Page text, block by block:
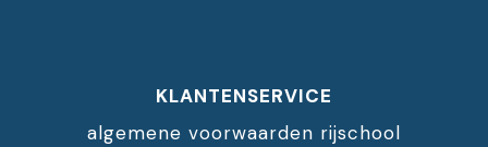
KLANTENSERVICE
algemene voorwaarden rijschool